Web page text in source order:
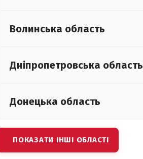
Волинська область
Дніпропетровська область
Донецька область
ПОКАЗАТИ ІНШІ ОБЛАСТІ